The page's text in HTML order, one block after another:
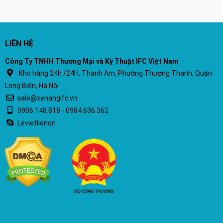
LIÊN HỆ
Công Ty TNHH Thương Mại và Kỹ Thuật IFC Việt Nam
Kho hàng 24h /24H, Thanh Am, Phường Thượng Thanh, Quận
Long Biên, Hà Nội
sale@xenangifc.vn
0906.148.818 - 0984.636.362
Levietlienqn